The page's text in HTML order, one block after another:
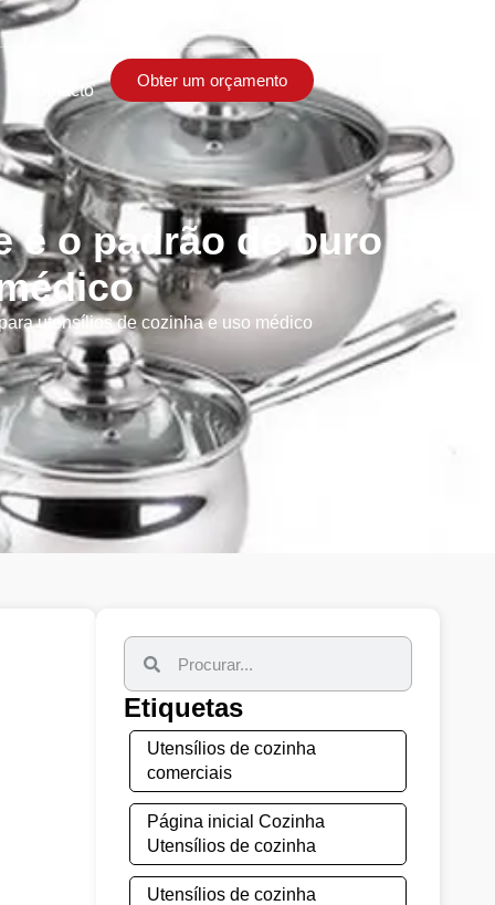
Contacto
Obter um orçamento
o padrão de ouro para
utensílios de cozinha e uso médico
Etiquetas
Utensílios de cozinha
comerciais
Página inicial Cozinha
Utensílios de cozinha
Utensílios de cozinha